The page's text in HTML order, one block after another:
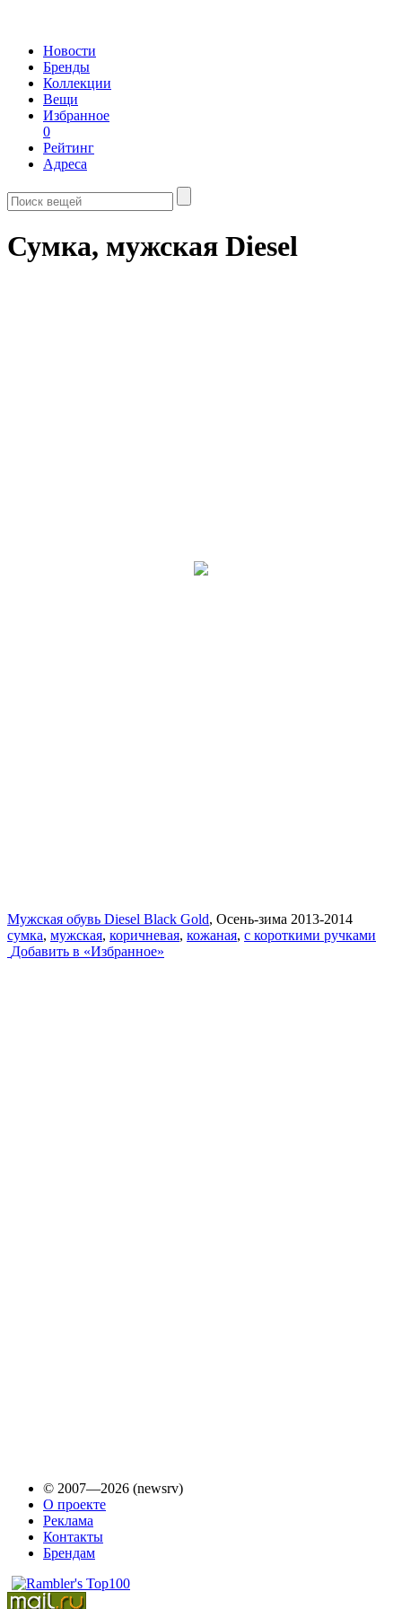
Новости
Бренды
Коллекции
Вещи
Избранное
0
Рейтинг
Адреса
Сумка, мужская Diesel
Мужская обувь Diesel Black Gold, Осень-зима 2013-2014
сумка, мужская, коричневая, кожаная, с короткими ручками
Добавить в «Избранное»
© 2007—2026 (newsrv)
О проекте
Реклама
Контакты
Брендам